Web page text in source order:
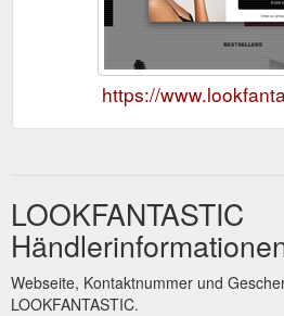
https://
LOOKFANTASTIC
Webseite, Kontaktnummer und
LOOKFANTASTIC.